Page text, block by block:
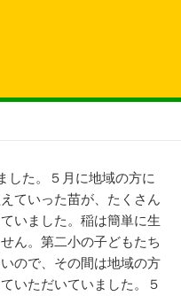
した。５月に地域の方に
ていった苗が、たくさん
いました。稲は簡単に生
ん。第二小の子どもたち
ので、その間は地域の方
いただいていました。５